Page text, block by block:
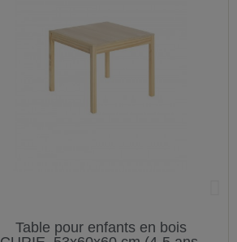
Table pour enfants en bois